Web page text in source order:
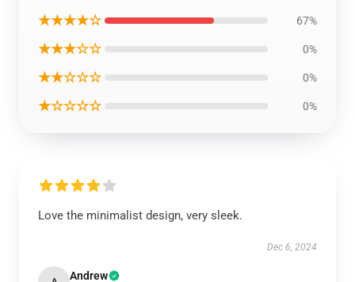
★★★★☆ 67%
★★★☆☆ 0%
★★☆☆☆ 0%
★☆☆☆☆ 0%
Love the minimalist design, very sleek.
Dec 6, 2024
Andrew